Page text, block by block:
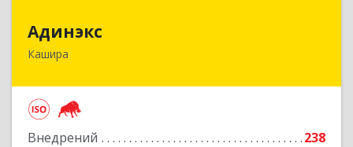
Адинэкс
Кашира
Внедрений
238
142900, Московская обл, г.о. Кашира, Кашира г,